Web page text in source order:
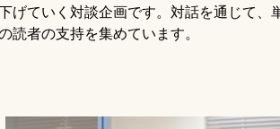
げていく対談企画です。対話を通じて
読者の支持を集めています。